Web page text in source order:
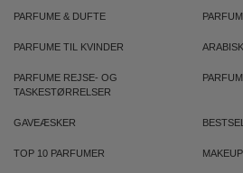
PARFUME & DUFTE
PARFUME TIL KVINDER
PARFUME REJSE- OG
TASKESTØRRELSER
GAVEÆSKER
TOP 10 PARFUMER MAKEUP